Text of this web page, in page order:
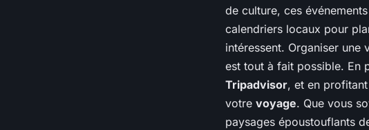
de culture, ces
calendriers locaux pour
intéressent. Organiser une
est tout à fait possible. En
Tripadvisor, et en
votre voyage. Que vous
paysages époustouflants